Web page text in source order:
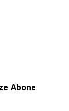
Abone